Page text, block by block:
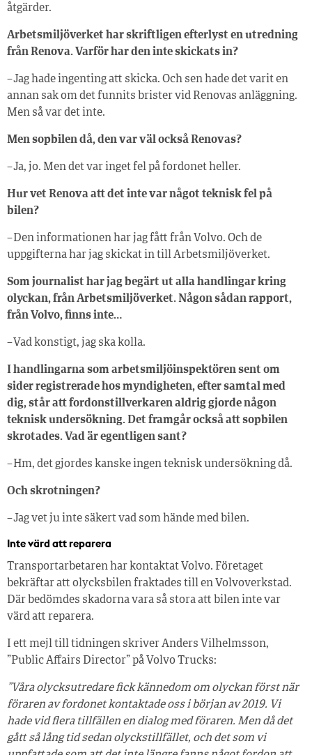
åtgärder.
Arbetsmiljöverket har skriftligen efterlyst en utredning
från Renova. Varför har den inte skickats in?
– Jag hade ingenting att skicka. Och sen hade det varit en
annan sak om det funnits brister vid Renovas anläggning.
Men så var det inte.
Men sopbilen då, den var väl också Renovas?
– Ja, jo. Men det var inget fel på fordonet heller.
Hur vet Renova att det inte var något teknisk fel på
bilen?
– Den informationen har jag fått från Volvo. Och de
uppgifterna har jag skickat in till Arbetsmiljöverket.
Som journalist har jag begärt ut alla handlingar kring
olyckan, från Arbetsmiljöverket. Någon sådan rapport,
från Volvo, finns inte…
– Vad konstigt, jag ska kolla.
I handlingarna som arbetsmiljöinspektören sent om
sider registrerade hos myndigheten, efter samtal med
dig, står att fordonstillverkaren aldrig gjorde någon
teknisk undersökning. Det framgår också att sopbilen
skrotades. Vad är egentligen sant?
– Hm, det gjordes kanske ingen teknisk undersökning då.
Och skrotningen?
– Jag vet ju inte säkert vad som hände med bilen.
Inte värd att reparera
Transportarbetaren har kontaktat Volvo. Företaget
bekräftar att olycksbilen fraktades till en Volvoverkstad.
Där bedömdes skadorna vara så stora att bilen inte var
värd att reparera.
I ett mejl till tidningen skriver Anders Vilhelmsson,
”Public Affairs Director” på Volvo Trucks:
”Våra olycksutredare fick kännedom om olyckan först när
föraren av fordonet kontaktade oss i början av 2019. Vi
hade vid flera tillfällen en dialog med föraren. Men då det
gått så lång tid sedan olyckstillfället, och det som vi